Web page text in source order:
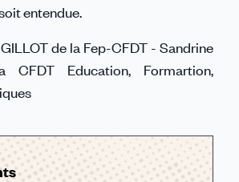
entendue.
de la Fep-CFDT - Sandrine
CFDT Education, Formartion,